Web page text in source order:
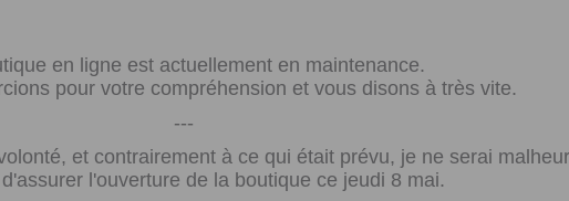
en ligne est actuellement en maintenance.
pour votre compréhension et vous disons à très vite.
---
et contrairement à ce qui était prévu, je ne serai
l'ouverture de la boutique ce jeudi 8 mai.